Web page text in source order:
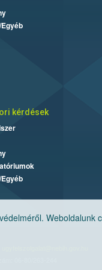
Weboldalunk
kérdések